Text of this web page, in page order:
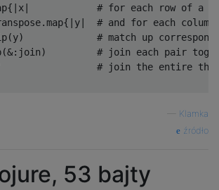
{| x
# for each row of a
.map{| y
# and for each
(y)
# match up
(&: join)
# join each pair
# join the entire
Klamka
źródło
53 bajty